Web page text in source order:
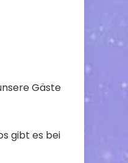
Gäste
gibt es bei